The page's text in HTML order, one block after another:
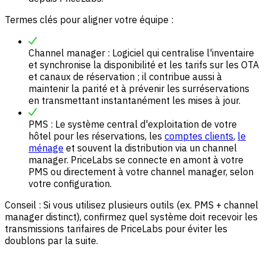
Termes clés pour aligner votre équipe :
Channel manager : Logiciel qui centralise l'inventaire
et synchronise la disponibilité et les tarifs sur les OTA
et canaux de réservation ; il contribue aussi à
maintenir la parité et à prévenir les surréservations
en transmettant instantanément les mises à jour.
PMS : Le système central d'exploitation de votre
hôtel pour les réservations, les comptes clients, le
ménage et souvent la distribution via un channel
manager. PriceLabs se connecte en amont à votre
PMS ou directement à votre channel manager, selon
votre configuration.
Conseil : Si vous utilisez plusieurs outils (ex. PMS + channel
manager distinct), confirmez quel système doit recevoir les
transmissions tarifaires de PriceLabs pour éviter les
doublons par la suite.